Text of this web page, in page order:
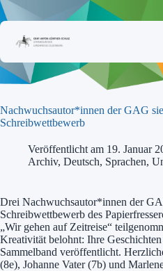
Zum
Inhalt
Nachwuchsautor*innen der GAG
Schreibwettbewerb
Veröffentlicht am 19. Januar
Archiv, Deutsch, Sprachen,
Drei Nachwuchsautor*innen der
Schreibwettbewerb des
„Wir gehen auf Zeitreise“
Kreativität belohnt: Ihre
Sammelband veröffentlicht.
(8e), Johanne Vater (7b) und